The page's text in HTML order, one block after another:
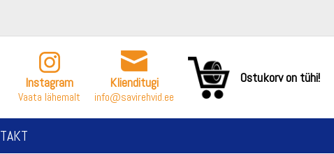
Instagram
Vaata lähemalt
Klienditugi
info@savirehvid.ee
Ostukorv on tühi!